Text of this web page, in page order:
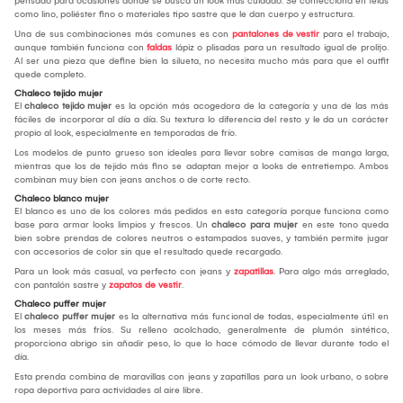
como lino, poliéster fino o materiales tipo sastre que le dan cuerpo y estructura.
Una de sus combinaciones más comunes es con pantalones de vestir para el trabajo,
aunque también funciona con faldas lápiz o plisadas para un resultado igual de prolijo.
Al ser una pieza que define bien la silueta, no necesita mucho más para que el outfit
quede completo.
Chaleco tejido mujer
El chaleco tejido mujer es la opción más acogedora de la categoría y una de las más
fáciles de incorporar al día a día. Su textura lo diferencia del resto y le da un carácter
propio al look, especialmente en temporadas de frío.
Los modelos de punto grueso son ideales para llevar sobre camisas de manga larga,
mientras que los de tejido más fino se adaptan mejor a looks de entretiempo. Ambos
combinan muy bien con jeans anchos o de corte recto.
Chaleco blanco mujer
El blanco es uno de los colores más pedidos en esta categoría porque funciona como
base para armar looks limpios y frescos. Un chaleco para mujer en este tono queda
bien sobre prendas de colores neutros o estampados suaves, y también permite jugar
con accesorios de color sin que el resultado quede recargado.
Para un look más casual, va perfecto con jeans y zapatillas. Para algo más arreglado,
con pantalón sastre y zapatos de vestir.
Chaleco puffer mujer
El chaleco puffer mujer es la alternativa más funcional de todas, especialmente útil en
los meses más fríos. Su relleno acolchado, generalmente de plumón sintético,
proporciona abrigo sin añadir peso, lo que lo hace cómodo de llevar durante todo el
día.
Esta prenda combina de maravillas con jeans y zapatillas para un look urbano, o sobre
ropa deportiva para actividades al aire libre.